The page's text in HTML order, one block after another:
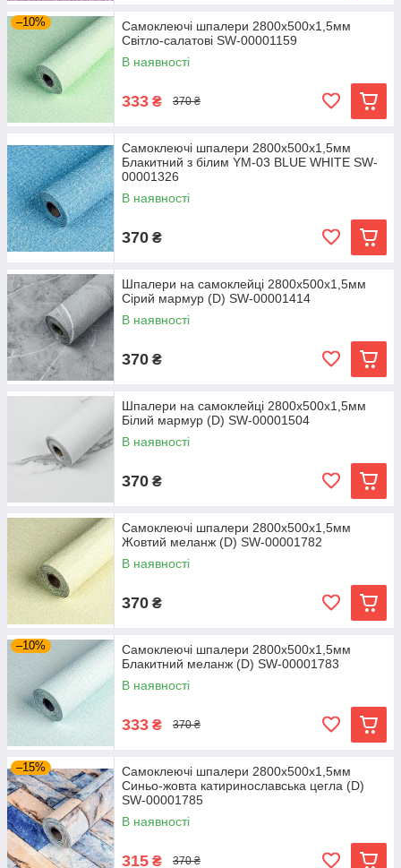
–10%
Самоклеючі шпалери 2800х500х1,5мм
Світло-салатові SW-00001159
В наявності
333 ₴ 370 ₴
Самоклеючі шпалери 2800х500х1,5мм
Блакитний з білим YM-03 BLUE WHITE SW-
00001326
В наявності
370 ₴
Шпалери на самоклейці 2800х500х1,5мм
Сірий мармур (D) SW-00001414
В наявності
370 ₴
Шпалери на самоклейці 2800х500х1,5мм
Білий мармур (D) SW-00001504
В наявності
370 ₴
Самоклеючі шпалери 2800х500х1,5мм
Жовтий меланж (D) SW-00001782
В наявності
370 ₴
–10%
Самоклеючі шпалери 2800х500х1,5мм
Блакитний меланж (D) SW-00001783
В наявності
333 ₴ 370 ₴
–15%
Самоклеючі шпалери 2800х500х1,5мм
Синьо-жовта катиринославська цегла (D)
SW-00001785
В наявності
315 ₴ 370 ₴